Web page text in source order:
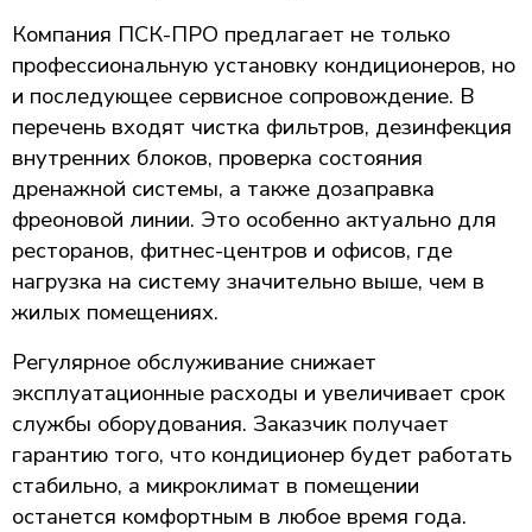
Компания ПСК-ПРО предлагает не только
профессиональную установку кондиционеров, но
и последующее сервисное сопровождение. В
перечень входят чистка фильтров, дезинфекция
внутренних блоков, проверка состояния
дренажной системы, а также дозаправка
фреоновой линии. Это особенно актуально для
ресторанов, фитнес-центров и офисов, где
нагрузка на систему значительно выше, чем в
жилых помещениях.
Регулярное обслуживание снижает
эксплуатационные расходы и увеличивает срок
службы оборудования. Заказчик получает
гарантию того, что кондиционер будет работать
стабильно, а микроклимат в помещении
останется комфортным в любое время года.